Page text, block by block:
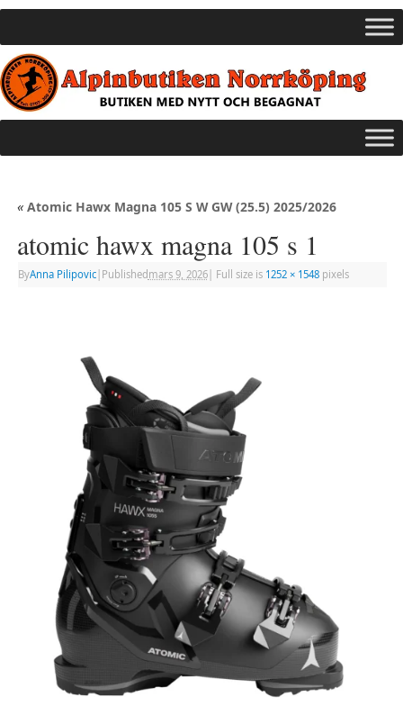
«Atomic Hawx Magna 105 S W GW (25.5) 2025/2026
atomic hawx magna 105 s 1
ByAnna Pilipovic| Published mars 9, 2026| Full size is 1252 × 1548pixels